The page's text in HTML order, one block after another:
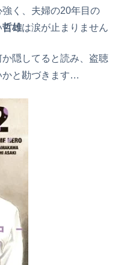
く、夫婦の20年目の
哲雄は涙が止まりません
隠してると読み、盗聴
かと勘づきます…